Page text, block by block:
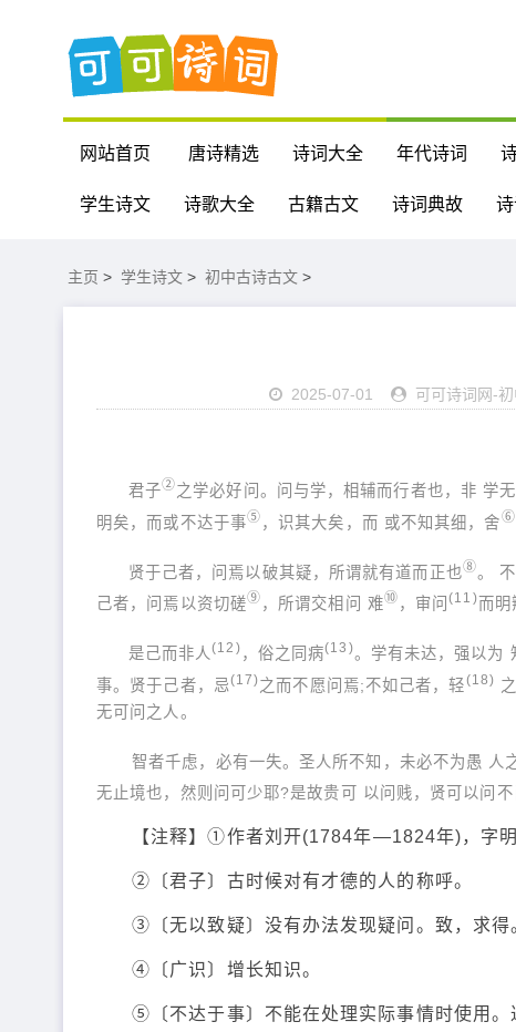
网站首页 唐诗精选 诗词大全 年代诗词
学生诗文 诗歌大全 古籍古文 诗词典故
主页 > 学生诗文 > 初中古诗古文 >
2025-07-01 可可诗词网-
君子②之学必好问。问与学，相辅而行者也，非 学
明矣，而或不达于事⑤ ，识其大矣，而 或不知其细，舍⑥
贤于己者，问焉以破其疑，所谓就有道而正也⑧。
己者，问焉以资切磋⑨ ，所谓交相问 难⑩ ，审问(11)而明
是己而非人(12) ，俗之同病(13)。学有未达，强以为
事。贤于己者，忌(17)之而不愿问焉;不如己者，轻(18)
无可问之人。
智者千虑，必有一失。圣人所不知，未必不为愚
无止境也，然则问可少耶?是故贵可 以问贱，贤可以问不
【注释】①作者刘开(1784年—1824年)，字
②〔君子〕古时候对有才德的人的称呼。
③〔无以致疑〕没有办法发现疑问。致，求得
④〔广识〕增长知识。
⑤〔不达于事〕不能在处理实际事情时使用。